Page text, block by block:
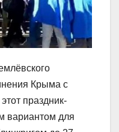
Крыма с
праздник-
вариантом для